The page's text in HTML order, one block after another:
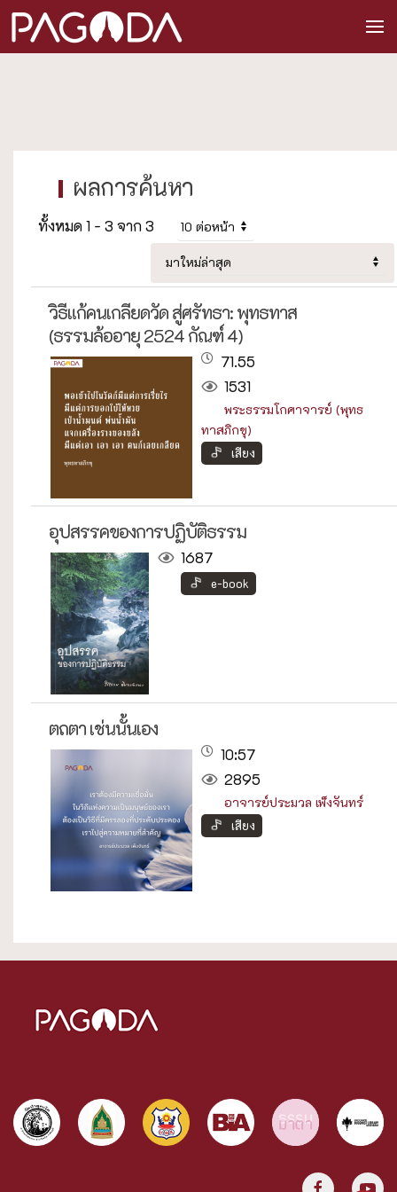
ทั้งหมด 1 - 3 จาก 3
วิธีแก้คนเกลียดวัด สู่ศรัทธา: พุทธทาส
(ธรรมล้ออายุ 2524 กัณฑ์ 4)
71.55
1531
พระธรรมโกศาจารย์ (พุทธ
ทาสภิกขุ)
เสียง
อุปสรรคของการปฏิบัติธรรม
1687
e-book
ตถตา เช่นนั้นเอง
10:57
2895
อาจารย์ประมวล เพ็งจันทร์
เสียง